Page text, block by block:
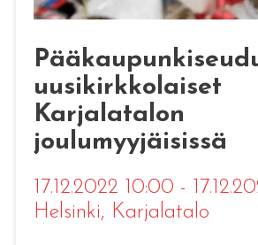
uusikirkkolaiset
Karjalatalon
joulumyyjäisissä
17.12.2022 10:00 -
Helsinki, Karjalatalo